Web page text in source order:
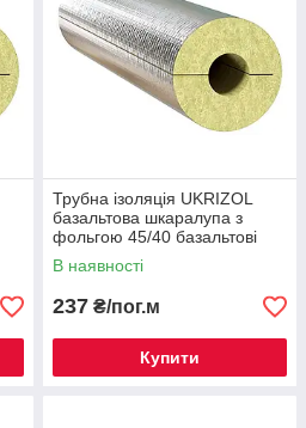
Трубна ізоляція UKRIZOL
базальтова шкаралупа з
фольгою 45/40 базальтові
циліндри
В наявності
237 ₴/пог.м
Купити